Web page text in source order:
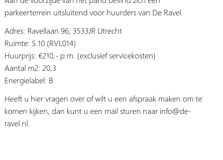
parkeerterrein uitsluitend voor huurders van De Ravel.
Adres: Ravellaan 96, 3533JR Utrecht
Ruimte: S.10 (RVL014)
Huurprijs: €210,- p.m. (exclusief servicekosten)
Aantal m2: 20,3
Energielabel: B
Heeft u hier vragen over of wilt u een afspraak maken om te
komen kijken, dan kunt u een mail sturen naar info@de-
ravel.nl.